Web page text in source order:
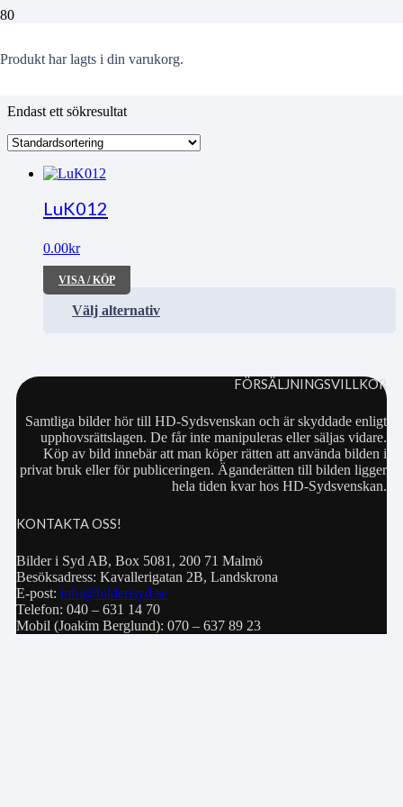
Produkt har lagts i din varukorg.
Studieskulder
Endast ett sökresultat
LuK012
0.00kr
VISA / KÖP
Välj alternativ
FÖRSÄLJNINGSVILLKOR
Samtliga bilder hör till HD-Sydsvenskan och är skyddade enligt
upphovsrättslagen. De får inte manipuleras eller säljas vidare.
Köp av bild innebär att man köper rätten att använda bilden i
privat bruk eller för publiceringen. Äganderätten till bilden ligger
hela tiden kvar hos HD-Sydsvenskan.
KONTAKTA OSS!
Bilder i Syd AB, Box 5081, 200 71 Malmö
Besöksadress: Kavallerigatan 2B, Landskrona
E-post: info@bilderisyd.se
Telefon: 040 – 631 14 70
Mobil (Joakim Berglund): 070 – 637 89 23